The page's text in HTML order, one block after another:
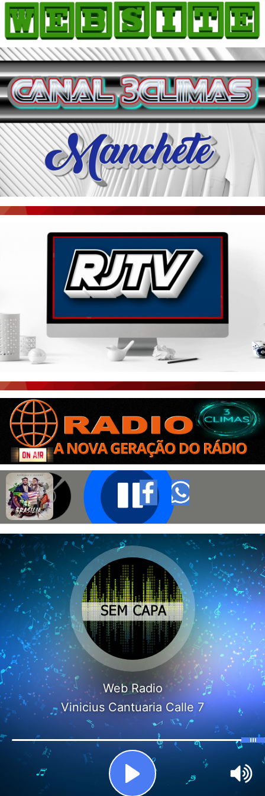
HOME
COMO ANUNCIAR
JORNAIS DO BRASIL
PODCAST/NOTÍCIAS
AS NOTÍCIAS DO DIA
ACONTECEU...VIROU MANCHETE!
BLOGS & COLUNAS
AGÊNCIA DE NOTÍCIAS
CNN BRASIL
PORTAL CEARÁ
ÚLTIMAS POSTAGENS
BOAS NOTÍCIAS...VIRAM MANCHETE!
CEARÁ BRASIL NOTÍCIAS
CEARÁ BRASIL MUNDO 1
BRASIL DE FATO
NOTÍCIAS GERAIS
CONECTE-SE
REGISTO